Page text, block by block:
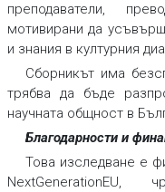
преподаватели,
мотивирани да
и знания в културния
Сборникът има
трябва да бъде
научната общност в
Благодарности и
Това изследване е